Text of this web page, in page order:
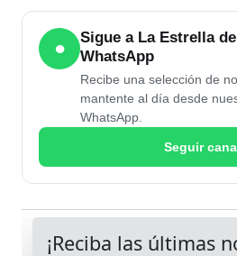
●
Sigue a La Estrella
WhatsApp
Recibe una selección de
mantente al día desde
WhatsApp.
Seguir